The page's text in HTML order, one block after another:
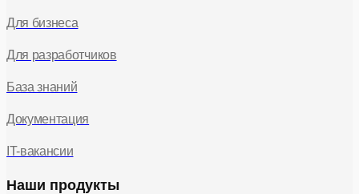
Для бизнеса
Для разработчиков
База знаний
Документация
IT-вакансии
Наши продукты